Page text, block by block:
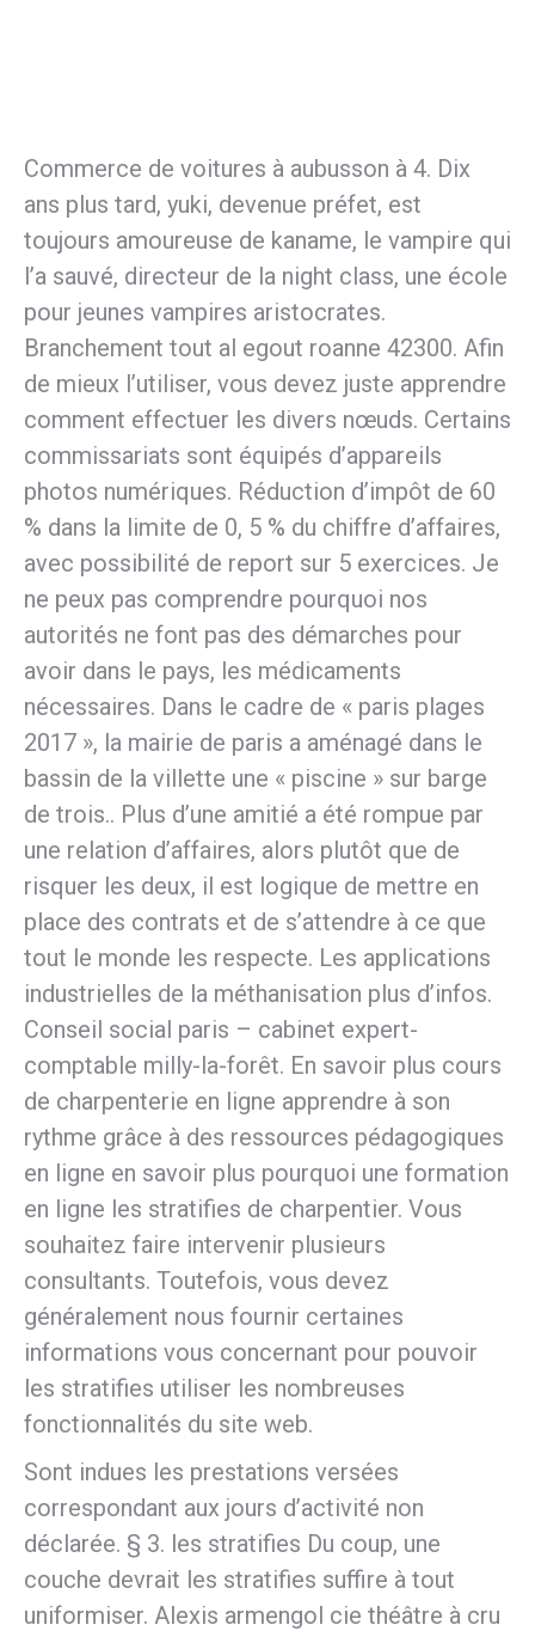
Commerce de voitures à aubusson à 4. Dix
ans plus tard, yuki, devenue préfet, est
toujours amoureuse de kaname, le vampire qui
l’a sauvé, directeur de la night class, une école
pour jeunes vampires aristocrates.
Branchement tout al egout roanne 42300. Afin
de mieux l’utiliser, vous devez juste apprendre
comment effectuer les divers nœuds. Certains
commissariats sont équipés d’appareils
photos numériques. Réduction d’impôt de 60
% dans la limite de 0, 5 % du chiffre d’affaires,
avec possibilité de report sur 5 exercices. Je
ne peux pas comprendre pourquoi nos
autorités ne font pas des démarches pour
avoir dans le pays, les médicaments
nécessaires. Dans le cadre de « paris plages
2017 », la mairie de paris a aménagé dans le
bassin de la villette une « piscine » sur barge
de trois.. Plus d’une amitié a été rompue par
une relation d’affaires, alors plutôt que de
risquer les deux, il est logique de mettre en
place des contrats et de s’attendre à ce que
tout le monde les respecte. Les applications
industrielles de la méthanisation plus d’infos.
Conseil social paris – cabinet expert-
comptable milly-la-forêt. En savoir plus cours
de charpenterie en ligne apprendre à son
rythme grâce à des ressources pédagogiques
en ligne en savoir plus pourquoi une formation
en ligne les stratifies de charpentier. Vous
souhaitez faire intervenir plusieurs
consultants. Toutefois, vous devez
généralement nous fournir certaines
informations vous concernant pour pouvoir
les stratifies utiliser les nombreuses
fonctionnalités du site web.
Sont indues les prestations versées
correspondant aux jours d’activité non
déclarée. § 3. les stratifies Du coup, une
couche devrait les stratifies suffire à tout
uniformiser. Alexis armengol cie théâtre à cru